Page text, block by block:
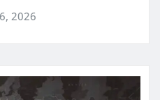
2026